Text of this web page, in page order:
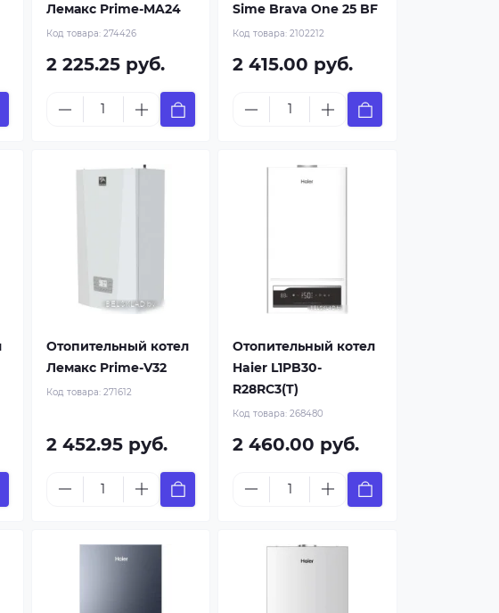
Лемакс Prime-MA24
Код товара: 274426
2 225.25 руб.
Sime Brava One 25 BF
Код товара:2102212
2 415.00 руб.
Отопительный котел
Лемакс Prime-V32
Код товара: 271612
2 452.95 руб.
Отопительный котел
Haier L1PB30-
R28RC3(T)
Код товара:268480
2 460.00 руб.